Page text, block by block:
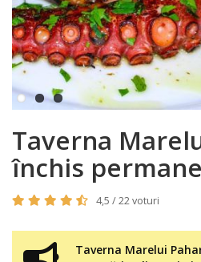
Previous
Taverna
închis
4,5 / 22 voturi
Taverna Marelui